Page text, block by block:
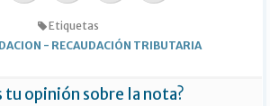
Etiquetas
- RECAUDACIÓN TRIBUTARIA
tu opinión sobre la nota?